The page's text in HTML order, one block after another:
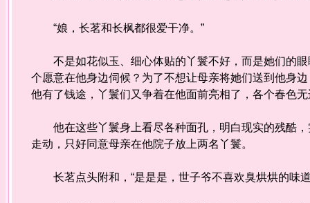
“娘，长茗和长枫都很爱干净。”
不是如花似玉、细心体贴的丫鬟不好，而是她们的眼
个愿意在他身边伺候？为了不想让母亲将她们送到他身
他有了钱途，丫鬟们又争着在他面前亮相了，各个春色
他在这些丫鬟身上看尽各种面孔，明白现实的残酷，
走动，只好同意母亲在他院子放上两名丫鬟。
长茗点头附和，“是是是，世子爷不喜欢臭烘烘的味